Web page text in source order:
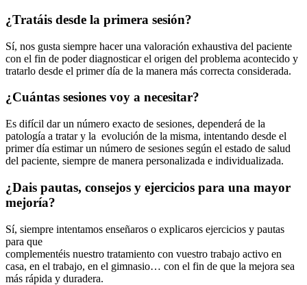
¿Tratáis desde la primera sesión?
Sí, nos gusta siempre hacer una valoración exhaustiva del paciente
con el fin de poder diagnosticar el origen del problema acontecido y
tratarlo desde el primer día de la manera más correcta considerada.
¿Cuántas sesiones voy a necesitar?
Es difícil dar un número exacto de sesiones, dependerá de la
patología a tratar y la evolución de la misma, intentando desde el
primer día estimar un número de sesiones según el estado de salud
del paciente, siempre de manera personalizada e individualizada.
¿Dais pautas, consejos y ejercicios para una mayor
mejoría?
Sí, siempre intentamos enseñaros o explicaros ejercicios y pautas
para que
complementéis nuestro tratamiento con vuestro trabajo activo en
casa, en el trabajo, en el gimnasio… con el fin de que la mejora sea
más rápida y duradera.